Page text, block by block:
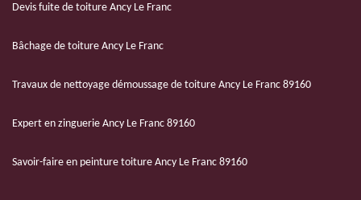
Devis fuite de toiture Ancy Le Franc
Bâchage de toiture Ancy Le Franc
Travaux de nettoyage démoussage de toiture Ancy Le Franc 89160
Expert en zinguerie Ancy Le Franc 89160
Savoir-faire en peinture toiture Ancy Le Franc 89160